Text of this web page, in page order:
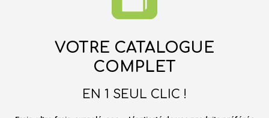
VOTRE CATALOGUE
COMPLET
EN 1 SEUL CLIC !